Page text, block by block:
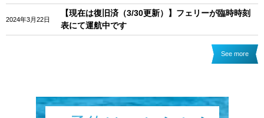
2024年3月22日
【現在は復旧済（3/30更新）】フェリーが臨時時刻
表にて運航中です
See more